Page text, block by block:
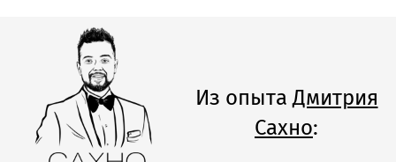
Из опытаДмитрия
Сахно: